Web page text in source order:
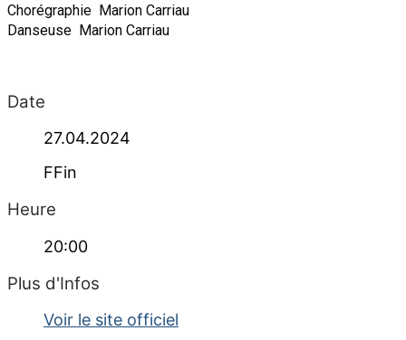
Chorégraphie Marion Carriau
Danseuse Marion Carriau
Date
27.04.2024
FFin
Heure
20:00
Plus d'Infos
Voir le site officiel